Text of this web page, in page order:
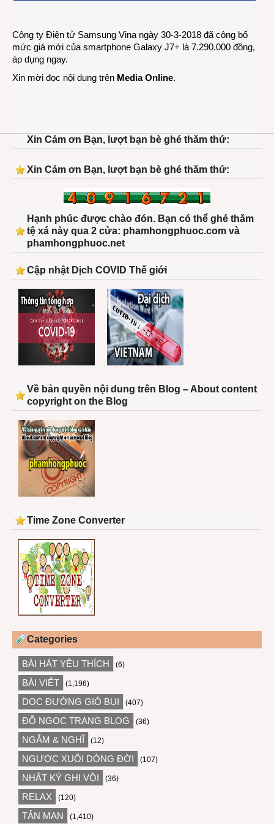
Công ty Điện tử Samsung Vina ngày 30-3-2018 đã công bố
mức giá mới của smartphone Galaxy J7+ là 7.290.000 đồng,
áp dụng ngay.
Xin mời đọc nội dung trên Media Online.
Xin Cảm ơn Bạn, lượt bạn bè ghé thăm thứ:
Xin Cảm ơn Bạn, lượt bạn bè ghé thăm thứ:
Hạnh phúc được chào đón. Bạn có thể ghé thăm
tệ xá này qua 2 cửa: phamhongphuoc.com và
phamhongphuoc.net
Cập nhật Dịch COVID Thế giới
Về bản quyền nội dung trên Blog – About content
copyright on the Blog
Time Zone Converter
Categories
BÀI HÁT YÊU THÍCH (6)
BÀI VIẾT (1,196)
DỌC ĐƯỜNG GIÓ BỤI (407)
ĐỖ NGỌC TRANG BLOG (36)
NGẪM & NGHĨ (12)
NGƯỢC XUÔI DÒNG ĐỜI (107)
NHẬT KÝ GHI VỘI (36)
RELAX (120)
TẢN MẠN (1,410)